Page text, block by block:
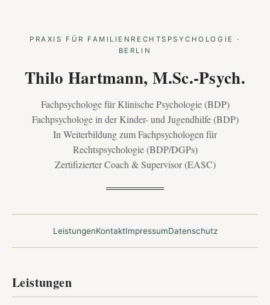
PRAXIS FÜR FAMILIENRECHTSPSYCHOLOGIE ·
BERLIN
Thilo Hartmann, M.Sc.-Psych.
Fachpsychologe für Klinische Psychologie (BDP)
Fachpsychologe in der Kinder- und Jugendhilfe (BDP)
In Weiterbildung zum Fachpsychologen für
Rechtspsychologie (BDP/DGPs)
Zertifizierter Coach & Supervisor (EASC)
LeistungenKontaktImpressumDatenschutz
Leistungen